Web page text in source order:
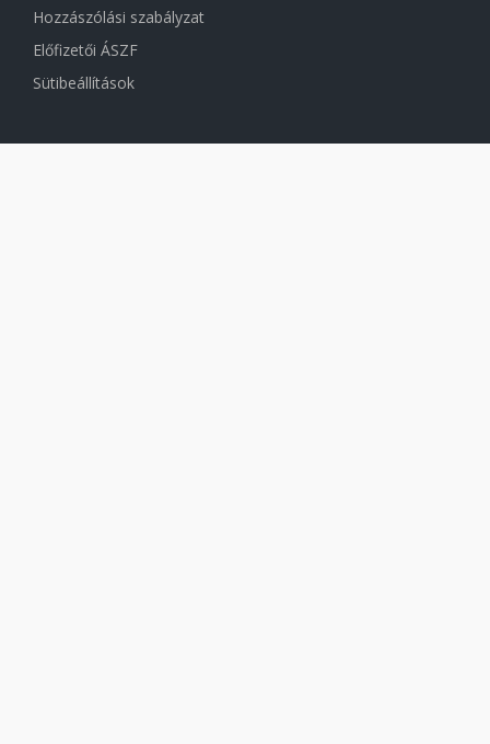
Hozzászólási szabályzat
Előfizetői ÁSZF
Sütibeállítások